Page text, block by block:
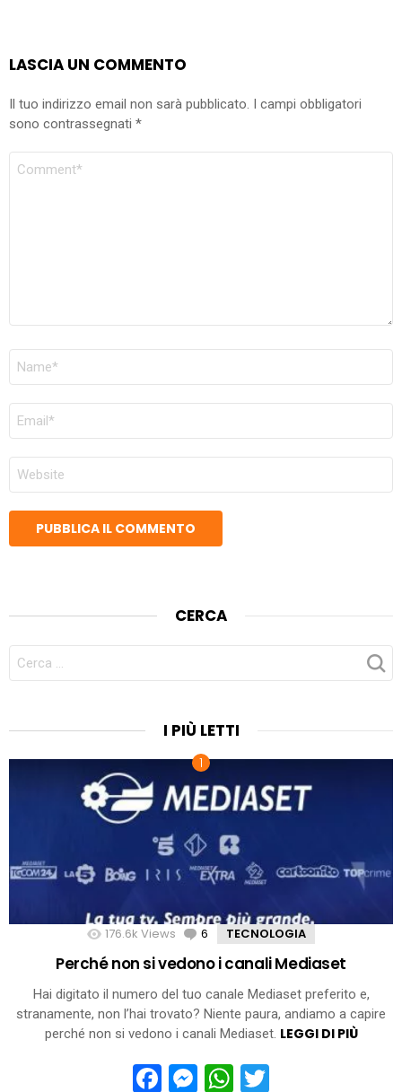
LASCIA UN COMMENTO
Il tuo indirizzo email non sarà pubblicato. I campi obbligatori
sono contrassegnati *
WEB
CERCA
PER:
I PIÙ LETTI
176.6k Views 6 Comments
TECNOLOGIA
Perché non si vedono i canali Mediaset
Hai digitato il numero del tuo canale Mediaset preferito e,
stranamente, non l’hai trovato? Niente paura, andiamo a capire
perché non si vedono i canali Mediaset. LEGGI DI PIÙ
Facebook
Messenger
WhatsApp